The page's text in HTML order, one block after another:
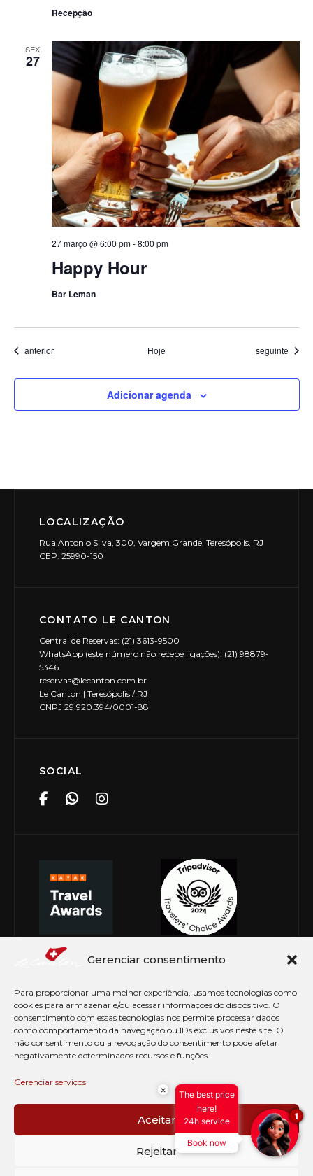
Gerenciar consentimento
Para proporcionar uma melhor experiência, usamos tecnologias como
cookies para armazenar e/ou acessar informações do dispositivo. O
consentimento com essas tecnologias nos permite processar dados
como comportamento da navegação ou IDs exclusivos neste site. O
não consentimento ou a revogação do consentimento pode afetar
negativamente determinados recursos e funções.
Gerenciar serviços
Aceitar
Rejeitar
Recepção
SEX
27
Happy Hour
27 março @ 6:00 pm-8:00 pm
Bar Leman
Eventos
anterior Hoje Eventos
seguinte
Adicionar agenda
LOCALIZAÇÃO
Rua Antonio Silva, 300, Vargem Grande, Teresópolis, RJ
CEP: 25990-150
CONTATO LE CANTON
Central de Reservas: (21) 3613-9500
WhatsApp (este número não recebe ligações): (21) 98879-
5346
reservas@lecanton.com.br
Le Canton | Teresópolis / RJ
CNPJ 29.920.394/0001-88
SOCIAL
© Copyright 2026 Le Canton. Todos os direitos
PRÉ CHECK-IN
AVISO DE COOKIES
PERGUNTAS FREQUENTES
×
The best price
here!
24h service
Book now
1